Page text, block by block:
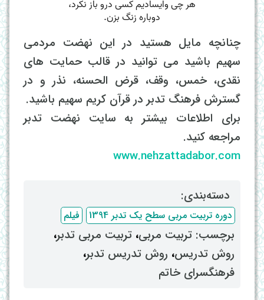
چنانچه مایل هستید در این نهضت مردمی
سهیم باشید می توانید در قالب حمایت های
نقدی، خمس، وقف، قرض الحسنه، نذر و در
گسترش فرهنگ تدبر در قرآن کریم سهیم باشید.
برای اطلاعات بیشتر به سایت نهضت تدبر
مراجعه کنید.
www.nehzattadabor.com
دسته‌بندی: ‌
دوره تربیت مربی سطح یک تدبر 1394 فیلم
برچسب: ‌ تربیت مربی، ‌ تربیت مربی تدبر،
روش تدریس، ‌ روش تدریس تدبر،
فرهنگسرای خاتم